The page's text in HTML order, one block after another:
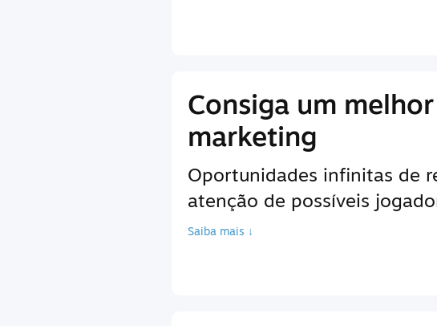
Consiga um melhor
marketing
Oportunidades infinitas de
atenção de possíveis
Saiba mais ↓